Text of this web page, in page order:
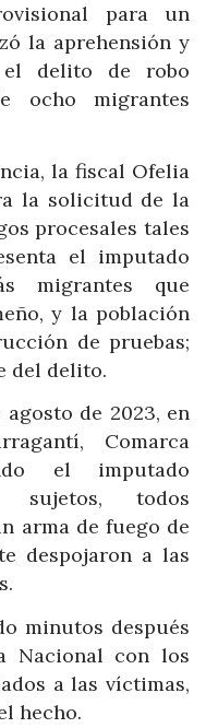
para un
la aprehensión y
delito de robo
ocho migrantes
la fiscal Ofelia
la solicitud de la
procesales tales
el imputado
migrantes que
y la población
de pruebas;
del delito.
de 2023, en
Comarca
el imputado
sujetos, todos
arma de fuego de
despojaron a las
minutos después
Nacional con los
a las víctimas,
hecho.